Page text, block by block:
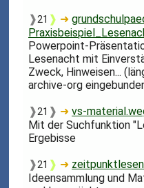
❱21 ❱ ➜
Powerpoint-
Lesenacht mit
Zweck, Hinweisen...
archive-org
❱21 ❱ ➜vs-
Mit der Suchfunktion
Ergebisse
❱21 ❱ ➜
Ideensammlung und